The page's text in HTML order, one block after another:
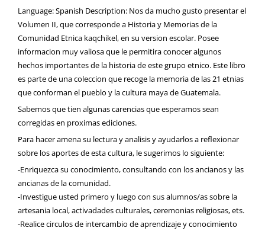
Language: Spanish Description: Nos da mucho gusto presentar el
Volumen II, que corresponde a Historia y Memorias de la
Comunidad Etnica kaqchikel, en su version escolar. Posee
informacion muy valiosa que le permitira conocer algunos
hechos importantes de la historia de este grupo etnico. Este libro
es parte de una coleccion que recoge la memoria de las 21 etnias
que conforman el pueblo y la cultura maya de Guatemala.
Sabemos que tien algunas carencias que esperamos sean
corregidas en proximas ediciones.
Para hacer amena su lectura y analisis y ayudarlos a reflexionar
sobre los aportes de esta cultura, le sugerimos lo siguiente:
-Enriquezca su conocimiento, consultando con los ancianos y las
ancianas de la comunidad.
-Investigue usted primero y luego con sus alumnos/as sobre la
artesania local, activadades culturales, ceremonias religiosas, ets.
-Realice circulos de intercambio de aprendizaje y conocimiento